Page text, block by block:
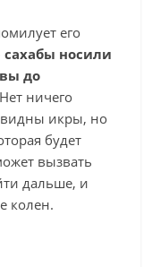
его
носили
до
ничего
видны икры, но
будет
вызвать
дальше, и
колен.